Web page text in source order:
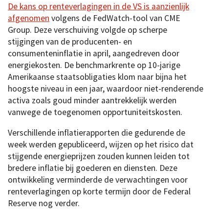
De kans op renteverlagingen in de VS is aanzienlijk
afgenomen volgens de FedWatch-tool van CME
Group. Deze verschuiving volgde op scherpe
stijgingen van de producenten- en
consumenteninflatie in april, aangedreven door
energiekosten. De benchmarkrente op 10-jarige
Amerikaanse staatsobligaties klom naar bijna het
hoogste niveau in een jaar, waardoor niet-renderende
activa zoals goud minder aantrekkelijk werden
vanwege de toegenomen opportuniteitskosten.
Verschillende inflatierapporten die gedurende de
week werden gepubliceerd, wijzen op het risico dat
stijgende energieprijzen zouden kunnen leiden tot
bredere inflatie bij goederen en diensten. Deze
ontwikkeling verminderde de verwachtingen voor
renteverlagingen op korte termijn door de Federal
Reserve nog verder.